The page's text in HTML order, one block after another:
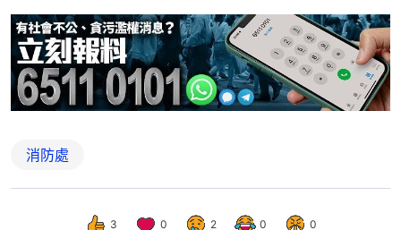
消防處
3 0 2 0 0